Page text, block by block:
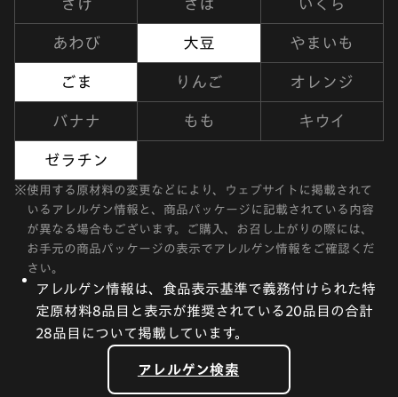
さけ さば いくら
あわび 大豆 やまいも
ごま りんご オレンジ
バナナ もも キウイ
ゼラチン
※使用する原材料の変更などにより、ウェブサイトに掲載されて
いるアレルゲン情報と、商品パッケージに記載されている内容
が異なる場合もございます。ご購入、お召し上がりの際には、
お手元の商品パッケージの表示でアレルゲン情報をご確認くだ
さい。
アレルゲン情報は、食品表示基準で義務付けられた特
定原材料8品目と表示が推奨されている20品目の合計
28品目について掲載しています。
アレルゲン検索